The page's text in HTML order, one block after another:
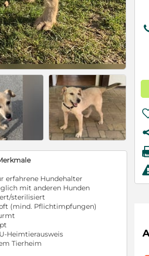
erfahrene Hundehalter
mit anderen Hunden
sterilisiert
(mind. Pflichtimpfungen)
Heimtierausweis
Tierheim